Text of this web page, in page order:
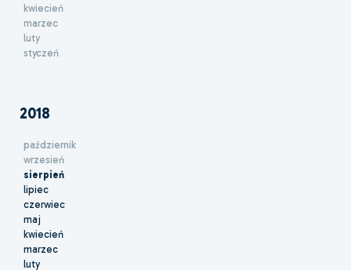
kwiecień
marzec
luty
styczeń
2018
październik
wrzesień
sierpień
lipiec
czerwiec
maj
kwiecień
marzec
luty